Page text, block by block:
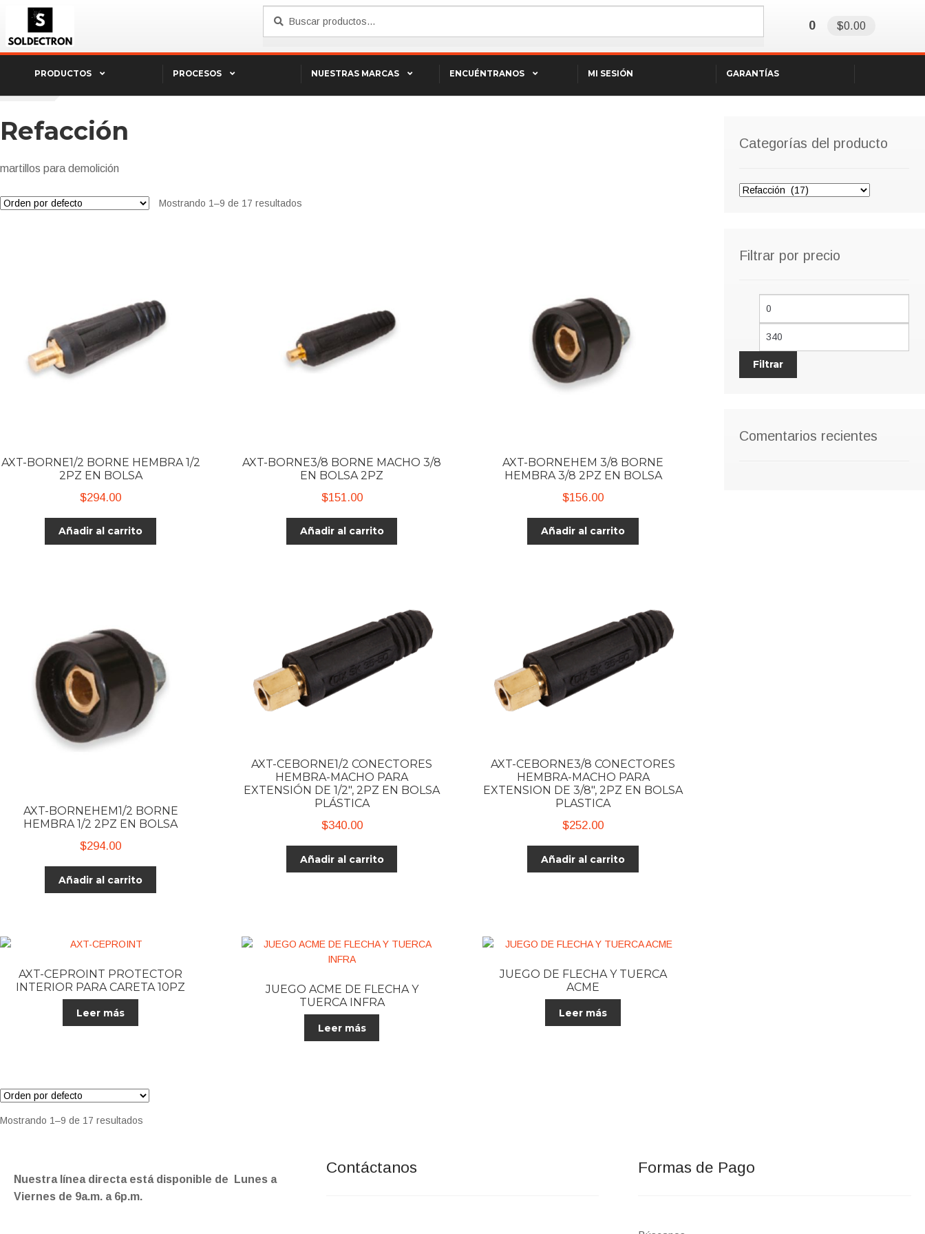
Saltar
navegación
contenido
por:
0 $0.00
PRODUCTOS PROCESOS NUESTRAS MARCAS ENCUÉNTRANOS MI SESIÓN GARANTÍAS
Refacción
martillos para demolición
Mostrando 1–9 de 17 resultados
AXT-BORNE1/2 BORNE HEMBRA 1/2
2PZ EN BOLSA
$294.00
Añadir al carrito
AXT-BORNE3/8 BORNE MACHO 3/8
EN BOLSA 2PZ
$151.00
Añadir al carrito
AXT-BORNEHEM 3/8 BORNE
HEMBRA 3/8 2PZ EN BOLSA
$156.00
Añadir al carrito
AXT-BORNEHEM1/2 BORNE
HEMBRA 1/2 2PZ EN BOLSA
$294.00
Añadir al carrito
AXT-CEBORNE1/2 CONECTORES
HEMBRA-MACHO PARA
EXTENSIÓN DE 1/2″, 2PZ EN BOLSA
PLÁSTICA
$340.00
Añadir al carrito
AXT-CEBORNE3/8 CONECTORES
HEMBRA-MACHO PARA
EXTENSION DE 3/8″, 2PZ EN BOLSA
PLASTICA
$252.00
Añadir al carrito
AXT-CEPROINT PROTECTOR
INTERIOR PARA CARETA 10PZ
Leer más
JUEGO ACME DE FLECHA Y
TUERCA INFRA
Leer más
JUEGO DE FLECHA Y TUERCA
ACME
Leer más
Mostrando 1–9 de 17 resultados
Categorías del producto
Filtrar por precio
Precio
mínimo
Filtrar
Comentarios recientes
Nuestra línea directa está disponible de Lunes a
Viernes de 9a.m. a 6p.m.
Contáctanos Formas de Pago